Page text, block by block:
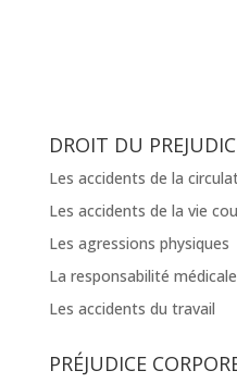
DROIT DU
Les accidents de la
Les accidents de la vie
Les agressions physiques
La responsabilité médicale
Les accidents du travail
PRÉJUDICE